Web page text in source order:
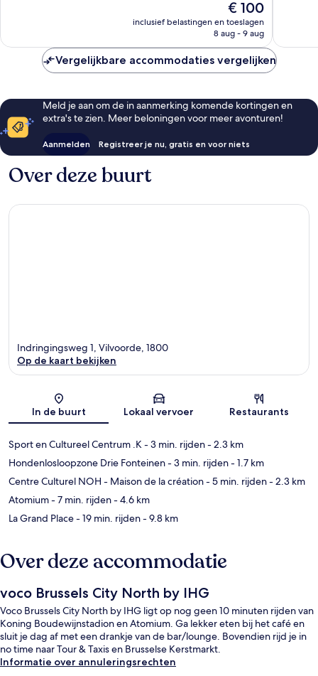
De
prijs
is
€ 100
inclusief belastingen en toeslagen
8 aug - 9 aug
Vergelijkbare accommodaties vergelijken
Meld je aan om de in aanmerking komende kortingen en
extra's te zien. Meer beloningen voor meer avonturen!
Aanmelden Registreer je nu, gratis en voor niets
Over deze buurt
Kaart
Indringingsweg 1, Vilvoorde, 1800
Op de kaart bekijken
In de buurt Lokaal vervoer Restaurants
Sport en Cultureel Centrum .K- 3 min. rijden- 2.3 km
Hondenlosloopzone Drie Fonteinen- 3 min. rijden- 1.7 km
Centre Culturel NOH - Maison de la création- 5 min. rijden- 2.3 km
Atomium- 7 min. rijden- 4.6 km
La Grand Place- 19 min. rijden- 9.8 km
Over deze accommodatie
voco Brussels City North by IHG
Voco Brussels City North by IHG ligt op nog geen 10 minuten rijden van
Koning Boudewijnstadion en Atomium. Ga lekker eten bij het café en
sluit je dag af met een drankje van de bar/lounge. Bovendien rijd je in
no time naar Tour & Taxis en Brusselse Kerstmarkt.
Informatie over annuleringsrechten